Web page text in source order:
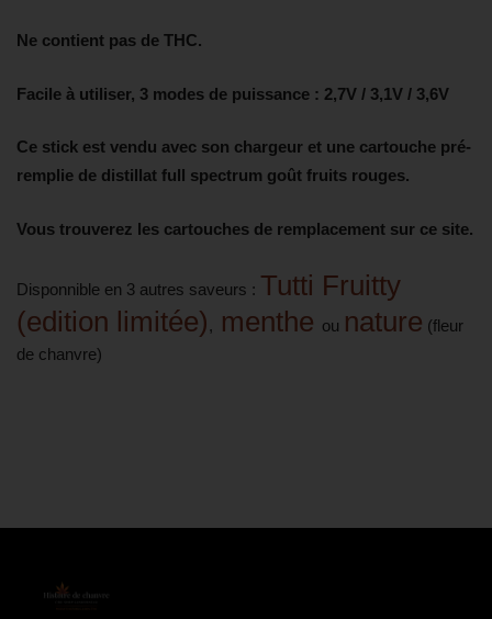
Ne contient pas de THC.
Facile à utiliser, 3 modes de puissance : 2,7V / 3,1V / 3,6V
Ce stick est vendu avec son chargeur et une cartouche pré-
remplie de distillat full spectrum goût fruits rouges.
Vous trouverez les cartouches de remplacement sur ce site.
Disponnible en 3 autres saveurs : Tutti Fruitty
(edition limitée), menthe ou nature (fleur
de chanvre)